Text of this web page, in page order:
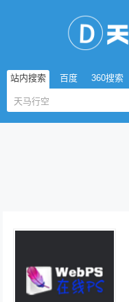
站内搜索 百度 360搜索